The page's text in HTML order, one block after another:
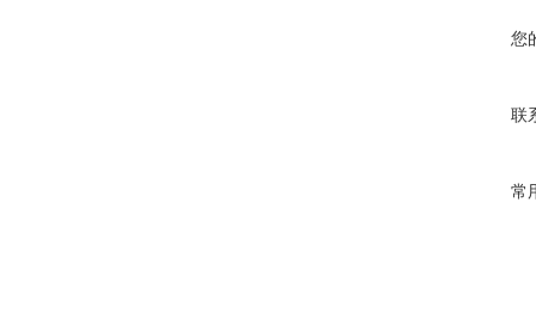
您
联
常